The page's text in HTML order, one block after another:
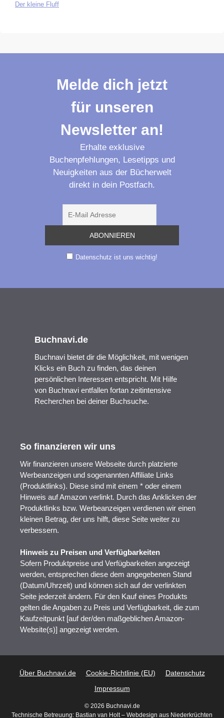
Der kleine Fluff
Melde dich jetzt
für unseren
Newsletter an!
Erhalte exklusive
Buchenpfehlungen, Lesetipps und
Neuigkeiten aus der Bücherwelt
direkt in dein Postfach.
Datenschutz ist uns wichtig!
Buchnavi.de
Buchnavi bietet dir die Möglichkeit, mit wenigen
Klicks ein Buch zu finden, das deinen
persönlichen Interessen entspricht. Mit Hilfe
von Buchnavi entfallen fortan zeitintensive
Recherchen bei deiner Buchsuche.
So finanzieren wir uns
Wir finanzieren unsere Webseite durch platzierte
Werbeanzeigen und sogenannten Affiliate Links
(Produktlinks). Diese sind mit einem * oder einem
Hinweis auf Amazon verlinkt. Durch das Anklicken der
Produktlinks bzw. Werbeanzeigen verdienen wir einen
kleinen Betrag, der uns hilft, diese Seite weiter zu
verbessern.
Hinweis zu Preisen und Verfügbarkeiten
Sofern Produktpreise und Verfügbarkeiten angezeigt
werden, entsprechen diese dem angegebenen Stand
(Datum/Uhrzeit) und können sich auf der verlinkten
Seite jederzeit ändern. Für den Kauf eines Produkts
gelten die Angaben zu Preis und Verfügbarkeit, die zum
Kaufzeitpunkt [auf der/den maßgeblichen Amazon-
Website(s)] angezeigt werden.
Über Buchnavi.de Cookie-Richtlinie (EU)
Datenschutz
Impressum
© 2026 Buchnavi.de
Technische Betreuung: Bastian van Holt – Webdesign aus Niederkrüchten